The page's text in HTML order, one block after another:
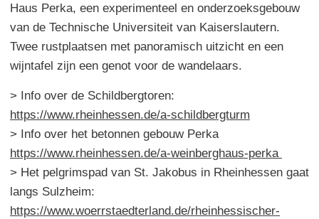
Haus Perka, een experimenteel en onderzoeksgebouw
van de Technische Universiteit van Kaiserslautern.
Twee rustplaatsen met panoramisch uitzicht en een
wijntafel zijn een genot voor de wandelaars.
> Info over de Schildbergtoren:
https://www.rheinhessen.de/a-schildbergturm
> Info over het betonnen gebouw Perka
https://www.rheinhessen.de/a-weinberghaus-perka
> Het pelgrimspad van St. Jakobus in Rheinhessen gaat
langs Sulzheim:
https://www.woerrstaedterland.de/rheinhessischer-